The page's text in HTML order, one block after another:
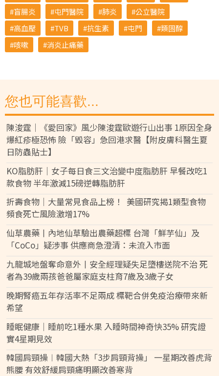
盲腸炎 屯門醫院 肺炎
公立醫院
高血壓
TVB 抗生素 屯門
類固醇
咳嗽
消炎止痛藥
您也可能喜歡...
陳浚霆｜《愛回家》風少陳浚霆歐遊行山出事 1原因全身
爆紅疹極恐怖 險「毀容」急回港求醫【附皮膚科醫生夏
日防蟲貼士】
KO脂肪肝｜女子每日食三文治變中度脂肪肝 早餐改吃1
款食物 半年激減15磅逆轉脂肪肝
折壽食物｜大量常見食品上榜！ 美國研究揭1類型食物
頻食死亡風險激增17%
仙草農藥丨內地仙草驗出農藥超標 台灣「鮮芋仙」及
「CoCo」疑涉事 供應商急澄清：未流入市面
九龍城地盤奪命意外丨安全經理疑失足墮樓送院不治 死
者為39歲兩孩爸爸屬家庭支柱育7歲及3歲子女
晚期腎癌五年存活率不足兩成 標靶合併免疫治療帶來新
希望
睡眠健康｜睡前吃1種水果 入睡時間神奇快35% 研究證
實4星期見效
韓國肩頸操︱韓國大熱「3步肩頸背操」 一星期改善虎背
熊腰 有效舒緩肩頸痛明顯改善寒背